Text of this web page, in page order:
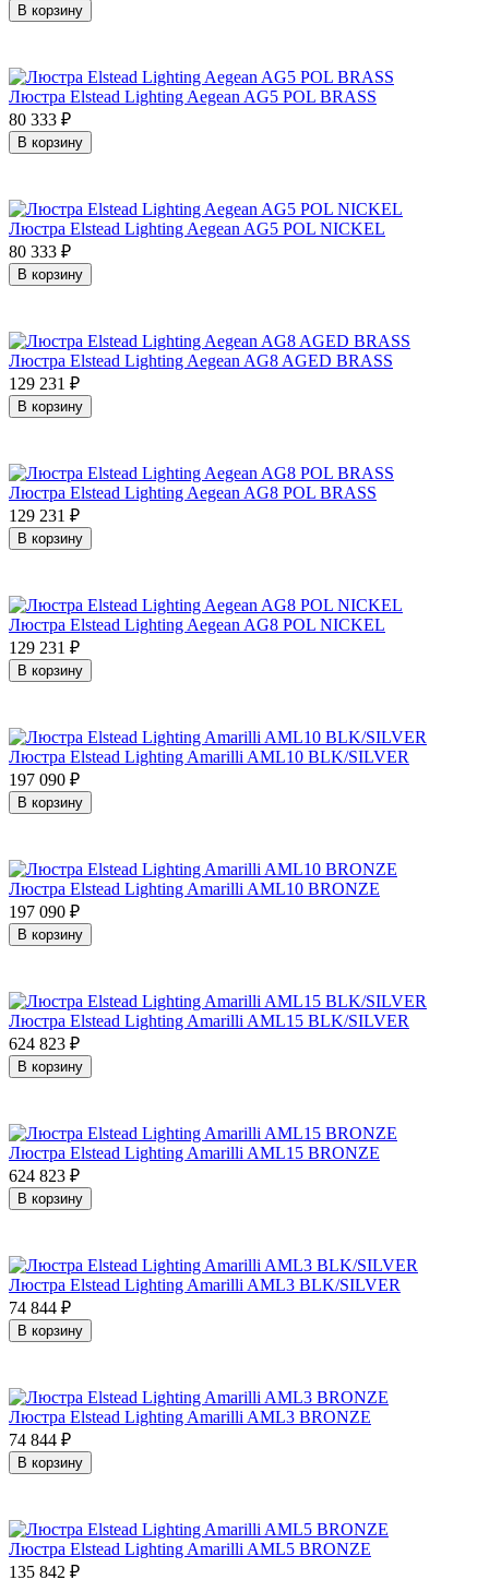
В корзину
Люстра Elstead Lighting Aegean AG5 POL BRASS
80 333 ₽
В корзину
Люстра Elstead Lighting Aegean AG5 POL NICKEL
80 333 ₽
В корзину
Люстра Elstead Lighting Aegean AG8 AGED BRASS
129 231 ₽
В корзину
Люстра Elstead Lighting Aegean AG8 POL BRASS
129 231 ₽
В корзину
Люстра Elstead Lighting Aegean AG8 POL NICKEL
129 231 ₽
В корзину
Люстра Elstead Lighting Amarilli AML10 BLK/SILVER
197 090 ₽
В корзину
Люстра Elstead Lighting Amarilli AML10 BRONZE
197 090 ₽
В корзину
Люстра Elstead Lighting Amarilli AML15 BLK/SILVER
624 823 ₽
В корзину
Люстра Elstead Lighting Amarilli AML15 BRONZE
624 823 ₽
В корзину
Люстра Elstead Lighting Amarilli AML3 BLK/SILVER
74 844 ₽
В корзину
Люстра Elstead Lighting Amarilli AML3 BRONZE
74 844 ₽
В корзину
Люстра Elstead Lighting Amarilli AML5 BRONZE
135 842 ₽